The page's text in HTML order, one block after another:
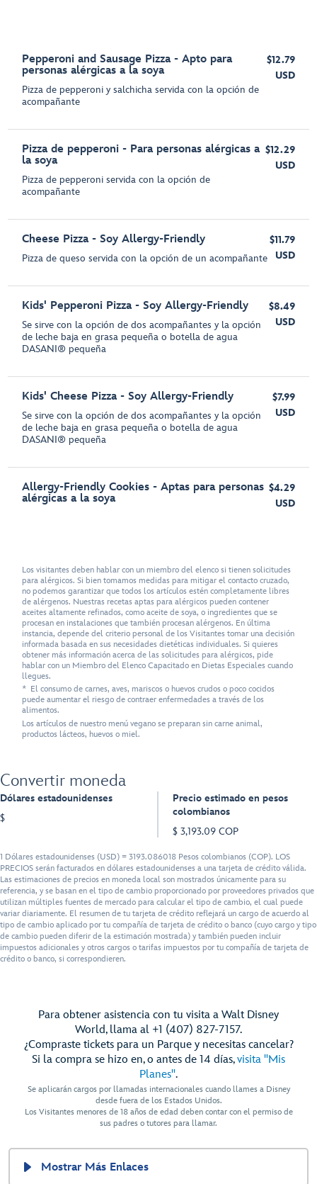
Pepperoni and Sausage Pizza - Apto para
personas alérgicas a la soya
Pizza de pepperoni y salchicha servida con la opción de
acompañante
$12.79
USD
Pizza de pepperoni - Para personas alérgicas a
la soya
Pizza de pepperoni servida con la opción de
acompañante
$12.29
USD
Cheese Pizza - Soy Allergy-Friendly
Pizza de queso servida con la opción de un acompañante
$11.79
USD
Kids' Pepperoni Pizza - Soy Allergy-Friendly
Se sirve con la opción de dos acompañantes y la opción
de leche baja en grasa pequeña o botella de agua
DASANI® pequeña
$8.49
USD
Kids' Cheese Pizza - Soy Allergy-Friendly
Se sirve con la opción de dos acompañantes y la opción
de leche baja en grasa pequeña o botella de agua
DASANI® pequeña
$7.99
USD
Allergy-Friendly Cookies - Aptas para personas
alérgicas a la soya
$4.29
USD
Los visitantes deben hablar con un miembro del elenco si tienen solicitudes
para alérgicos. Si bien tomamos medidas para mitigar el contacto cruzado,
no podemos garantizar que todos los artículos estén completamente libres
de alérgenos. Nuestras recetas aptas para alérgicos pueden contener
aceites altamente refinados, como aceite de soya, o ingredientes que se
procesan en instalaciones que también procesan alérgenos. En última
instancia, depende del criterio personal de los Visitantes tomar una decisión
informada basada en sus necesidades dietéticas individuales. Si quieres
obtener más información acerca de las solicitudes para alérgicos, pide
hablar con un Miembro del Elenco Capacitado en Dietas Especiales cuando
llegues.
* El consumo de carnes, aves, mariscos o huevos crudos o poco cocidos
puede aumentar el riesgo de contraer enfermedades a través de los
alimentos.
Los artículos de nuestro menú vegano se preparan sin carne animal,
productos lácteos, huevos o miel.
Convertir moneda
Dólares estadounidenses
$
Precio estimado en pesos
colombianos
$ 3,193.09 COP
1 Dólares estadounidenses (USD) = 3193.086018 Pesos colombianos (COP). LOS
PRECIOS serán facturados en dólares estadounidenses a una tarjeta de crédito válida.
Las estimaciones de precios en moneda local son mostrados únicamente para su
referencia, y se basan en el tipo de cambio proporcionado por proveedores privados que
utilizan múltiples fuentes de mercado para calcular el tipo de cambio, el cual puede
variar diariamente. El resumen de tu tarjeta de crédito reflejará un cargo de acuerdo al
tipo de cambio aplicado por tu compañía de tarjeta de crédito o banco (cuyo cargo y tipo
de cambio pueden diferir de la estimación mostrada) y también pueden incluir
impuestos adicionales y otros cargos o tarifas impuestos por tu compañía de tarjeta de
crédito o banco, si correspondieren.
Para obtener asistencia con tu visita a Walt Disney
World, llama al +1 (407) 827-7157.
¿Compraste tickets para un Parque y necesitas cancelar?
Si la compra se hizo en, o antes de 14 días,visita "Mis
Planes".
Se aplicarán cargos por llamadas internacionales cuando llames a Disney
desde fuera de los Estados Unidos.
Los Visitantes menores de 18 años de edad deben contar con el permiso de
sus padres o tutores para llamar.
Mostrar Más Enlaces